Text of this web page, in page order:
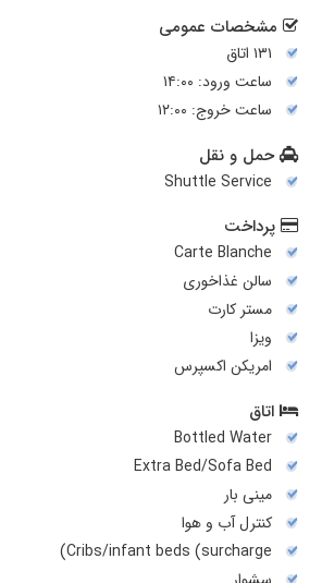
مشخصات عمومی
۱۳۱ اتاق
ساعت ورود: ۱۴:۰۰
ساعت خروج: ۱۲:۰۰
حمل و نقل
Shuttle Service
پرداخت
Carte Blanche
سالن غذاخوری
مستر کارت
ویزا
امریکن اکسپرس
اتاق
Bottled Water
Extra Bed/Sofa Bed
مینی بار
کنترل آب و هوا
Cribs/infant beds (surcharge)